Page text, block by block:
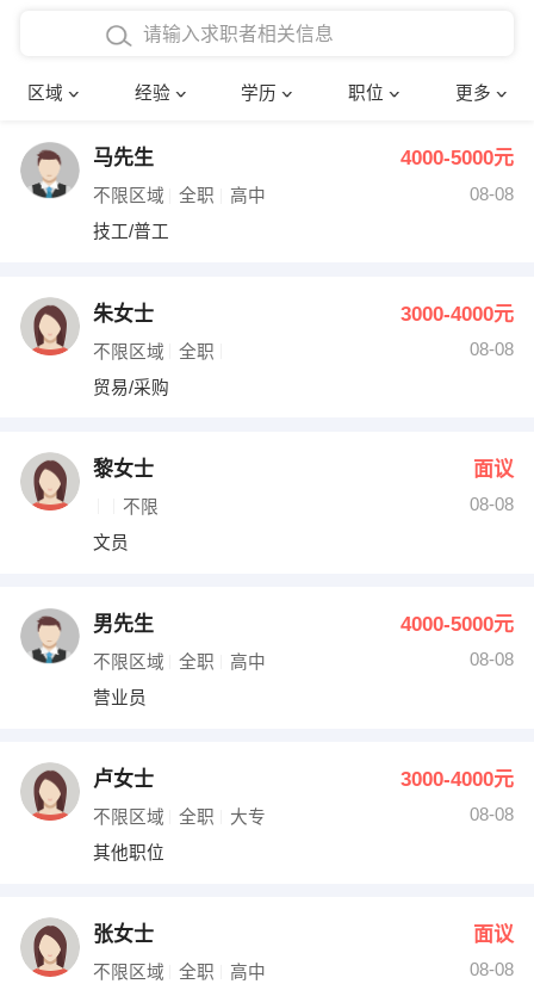
区域 经验 学历 职位 更多
在校学生工作经验
四年以上工作经验
五年以上工作经验
博士
文员 护士
财务会计
网络IT
收银员
水电/机修
编辑 法律
其他职位
确定
马先生 4000-5000元
不限区域 全职 高中
08-08
技工/普工
朱女士 3000-4000元
不限区域 全职
08-08
贸易/采购
黎女士 面议
不限
08-08
文员
男先生 4000-5000元
不限区域 全职 高中
08-08
营业员
卢女士 3000-4000元
不限区域 全职 大专
08-08
其他职位
张女士 面议
不限区域 全职 高中
08-08